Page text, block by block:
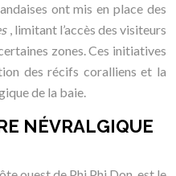
ont mis en place des
, limitant l’accès des visiteurs
zones. Ces initiatives
des récifs coralliens et la
de la baie.
NÉVRALGIQUE